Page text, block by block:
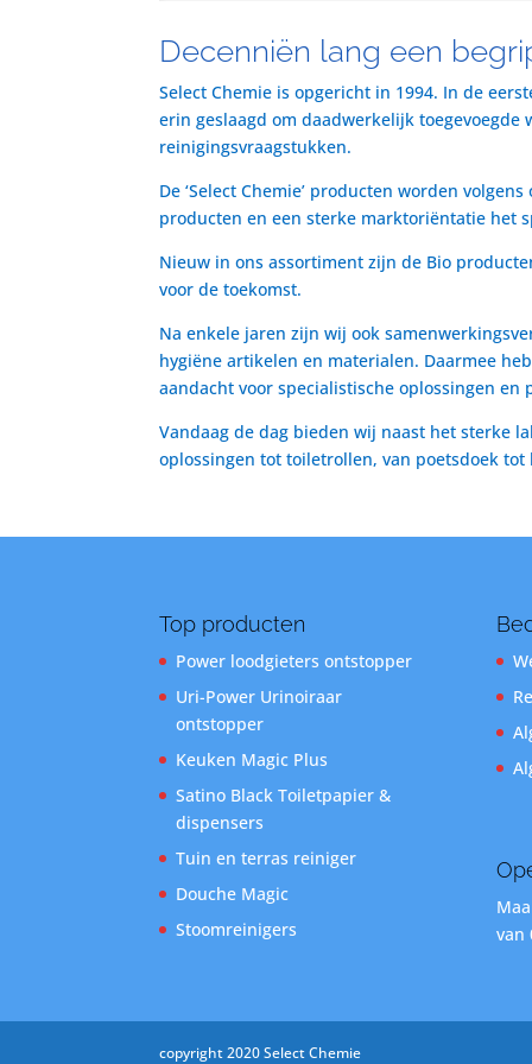
Decenniën lang een
Select Chemie is opgericht in 1994. In de
erin geslaagd om daadwerkelijk
reinigingsvraagstukken.
De ‘Select Chemie’ producten worden
producten en een sterke marktoriëntatie het
Nieuw in ons assortiment zijn de Bio
voor de toekomst.
Na enkele jaren zijn wij ook
hygiëne artikelen en materialen. Daarmee
aandacht voor specialistische oplossingen en
Vandaag de dag bieden wij naast het sterke
oplossingen tot toiletrollen, van poetsdoek
Top producten
Power loodgieters ontstopper
Uri-Power Urinoiraar
ontstopper
Keuken Magic Plus
Satino Black Toiletpapier &
dispensers
Tuin en terras reiniger
Douche Magic
Stoomreinigers
van
copyright 2020 Select Chemie